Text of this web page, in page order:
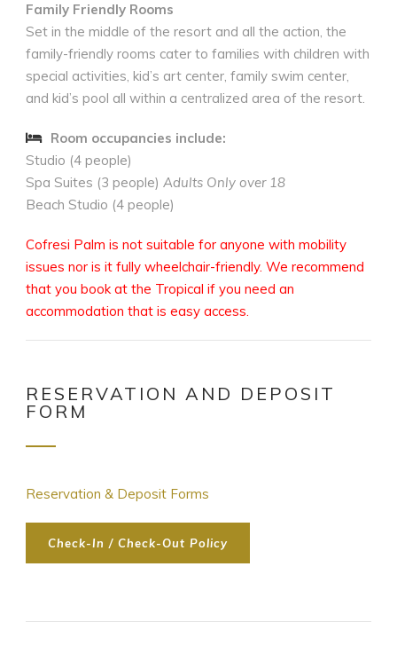
Family Friendly Rooms
Set in the middle of the resort and all the action, the
family-friendly rooms cater to families with children with
special activities, kid’s art center, family swim center,
and kid’s pool all within a centralized area of the resort.
Room occupancies include:
Studio (4 people)
Spa Suites (3 people) Adults Only over 18
Beach Studio (4 people)
Cofresi Palm is not suitable for anyone with mobility
issues nor is it fully wheelchair-friendly. We recommend
that you book at the Tropical if you need an
accommodation that is easy access.
RESERVATION AND DEPOSIT
FORM
Reservation & Deposit Forms
Check-In / Check-Out Policy